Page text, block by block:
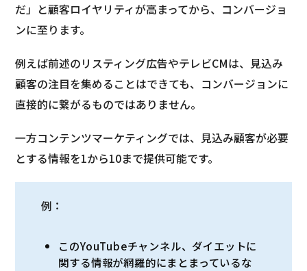
だ」と顧客ロイヤリティが高まってから、コンバージョ
ンに至ります。
例えば前述のリスティング広告やテレビCMは、見込み
顧客の注目を集めることはできても、コンバージョンに
直接的に繋がるものではありません。
一方コンテンツマーケティングでは、見込み顧客が必要
とする情報を1から10まで提供可能です。
例：
このYouTubeチャンネル、ダイエットに
関する情報が網羅的にまとまっているな